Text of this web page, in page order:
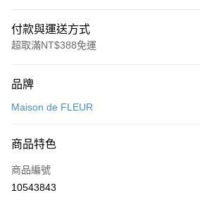
付款與運送方式
超取滿NT$388免運
信用卡一次付款
3 期 0 利率 每期
合作金庫商業銀行
上海商業儲蓄銀行
超商取貨付款
LINE Pay
品牌
Maison de FLEUR
商品特色
商品編號
10543843